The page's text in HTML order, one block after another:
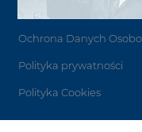
Ochrona Danych
Polityka prywatności
Polityka Cookies